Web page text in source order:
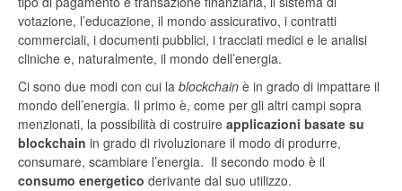
votazione, l’educazione, il mondo assicurativo, i contratti
commerciali, i documenti pubblici, i tracciati medici e le analisi
cliniche e, naturalmente, il mondo dell’energia.
Ci sono due modi con cui la blockchain è in grado di impattare il
mondo dell’energia. Il primo è, come per gli altri campi sopra
menzionati, la possibilità di costruire applicazioni basate su
blockchain in grado di rivoluzionare il modo di produrre,
consumare, scambiare l’energia. Il secondo modo è il
consumo energetico derivante dal suo utilizzo.